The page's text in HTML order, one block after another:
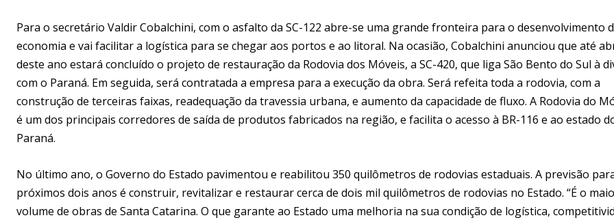
Para o secretário Valdir Cobalchini, com o asfalto da SC-122 abre-se uma grande fronteira para o desenvolvimento
economia e vai facilitar a logística para se chegar aos portos e ao litoral. Na ocasião, Cobalchini anunciou que até
deste ano estará concluído o projeto de restauração da Rodovia dos Móveis, a SC-420, que liga São Bento do Sul à
com o Paraná. Em seguida, será contratada a empresa para a execução da obra. Será refeita toda a rodovia, com a
construção de terceiras faixas, readequação da travessia urbana, e aumento da capacidade de fluxo. A Rodovia do
é um dos principais corredores de saída de produtos fabricados na região, e facilita o acesso à BR-116 e ao estado
Paraná.
No último ano, o Governo do Estado pavimentou e reabilitou 350 quilômetros de rodovias estaduais. A previsão
próximos dois anos é construir, revitalizar e restaurar cerca de dois mil quilômetros de rodovias no Estado. “É o
volume de obras de Santa Catarina. O que garante ao Estado uma melhoria na sua condição de logística,